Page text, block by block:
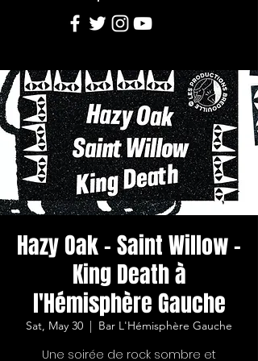
Hazy Oak - Saint Willow -
King Death à
l'Hémisphère Gauche
Sat, May 30 Bar L'Hémisphère Gauche
Une soirée de rock sombre et